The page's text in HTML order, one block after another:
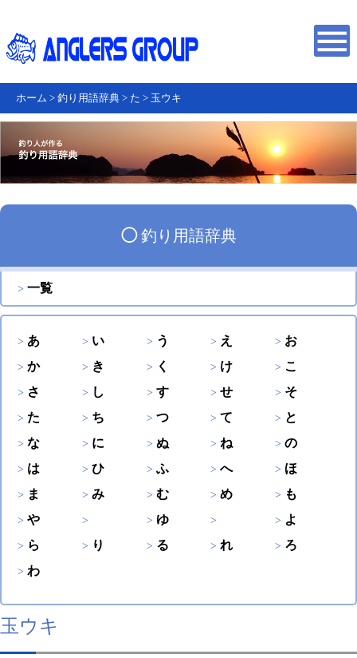
ホーム > 釣り用語辞典 > た > 玉ウキ
◯釣り用語辞典
一覧
あ い う え
お
か
き く け
こ
さ
し す せ
そ
た
ち つ て
と
な
に ぬ ね
の
は
ひ ふ へ
ほ
ま
み む め
も
や
ゆ
よ
ら
り る れ
ろ
わ
玉ウキ